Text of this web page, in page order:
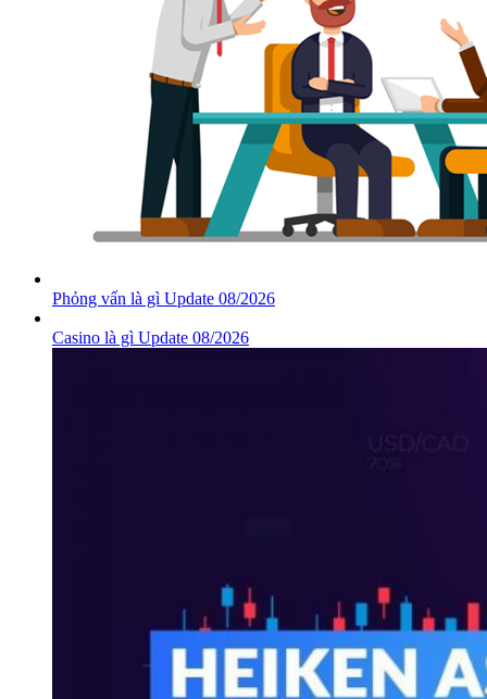
Phỏng vấn là gì Update 08/2026
Casino là gì Update 08/2026